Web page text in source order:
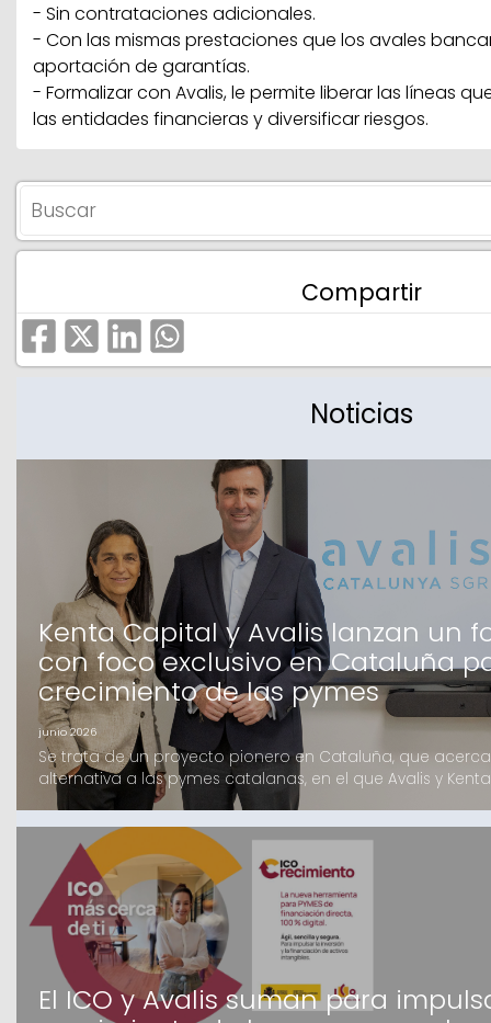
- Sin contrataciones adicionales.
- Con las mismas prestaciones que los avales
aportación de garantías.
- Formalizar con Avalis, le permite liberar las líneas
las entidades financieras y diversificar riesgos.
Compartir
Noticias
Kenta Capital y Avalis lanzan un
con foco exclusivo en Cataluña
crecimiento de las pymes
junio 2026
Se trata de un proyecto pionero en Cataluña, que
alternativa a las pymes catalanas, en el que Avalis y
trabajando varios meses y que cuenta con el apoyo de
tanto Family Offices como Institucionales,
que ofrecerá financiación de hasta 4 millones d
El ICO y Avalis suman para